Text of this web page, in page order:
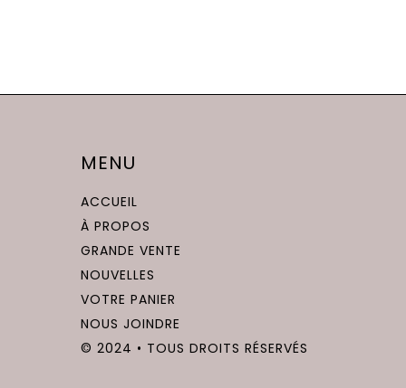
MENU
ACCUEIL
À PROPOS
GRANDE VENTE
NOUVELLES
VOTRE PANIER
NOUS JOINDRE
© 2024 • TOUS DROITS RÉSERVÉS